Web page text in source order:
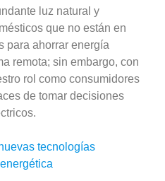
luz natural y
que no están en
para ahorrar energía
remota; sin embargo, con
rol como consumidores
de tomar decisiones
tecnologías